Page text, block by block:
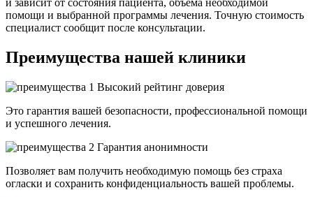
и зависит от состояния пациента, объема необходимой
помощи и выбранной программы лечения. Точную стоимость
специалист сообщит после консультации.
Преимущества нашей клиники
Высокий рейтинг доверия
Это гарантия вашей безопасности, профессиональной помощи
и успешного лечения.
Гарантия анонимности
Позволяет вам получить необходимую помощь без страха
огласки и сохранить конфиденциальность вашей проблемы.